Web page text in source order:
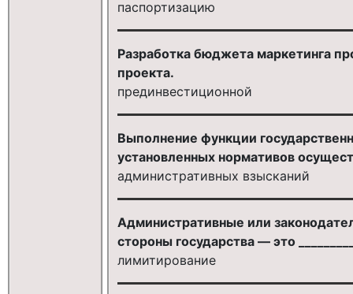
паспортизацию
Разработка бюджета маркетинга
проекта.
прединвестиционной
Выполнение функции
установленных нормативов
административных взысканий
Административные или
стороны государства — это
лимитирование